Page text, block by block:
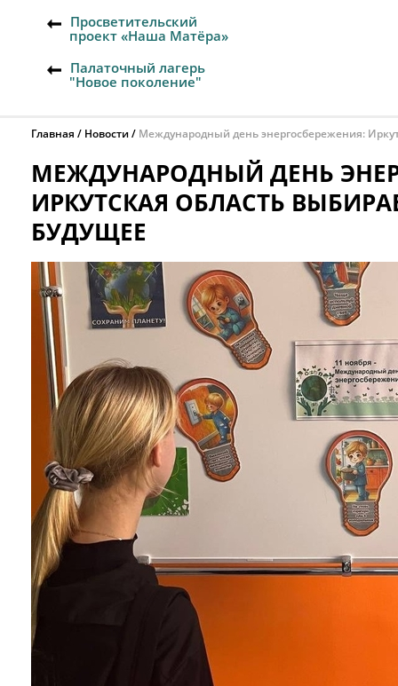
Просветительский
проект «Наша Матёра»
Палаточный лагерь
"Новое поколение"
Главная Новости Международный день энергосбережения:
МЕЖДУНАРОДНЫЙ ДЕНЬ
ИРКУТСКАЯ ОБЛАСТЬ
БУДУЩЕЕ